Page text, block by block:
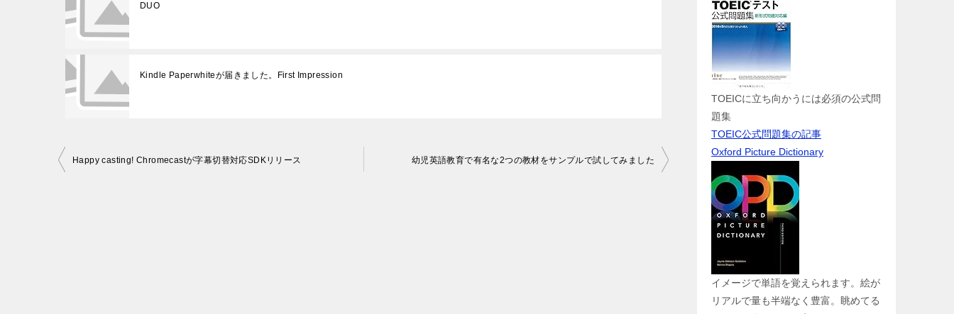
DUO
Kindle Paperwhiteが届きました。First Impression
投
Happy casting! Chromecastが字幕切替対応SDKリリース 幼児英語教育で有名な2つの教材をサンプルで試してみました
TOEICに立ち向かうには必須の公式問
題集
TOEIC公式問題集の記事
Oxford Picture Dictionary
イメージで単語を覚えられます。絵が
リアルで量も半端なく豊富。眺めてる